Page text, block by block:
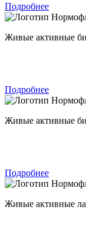
Подробнее
Живые активные
Подробнее
Живые активные
Подробнее
Живые активные